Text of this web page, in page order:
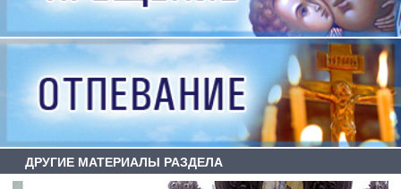
ДРУГИЕ МАТЕРИАЛЫ РАЗДЕЛА